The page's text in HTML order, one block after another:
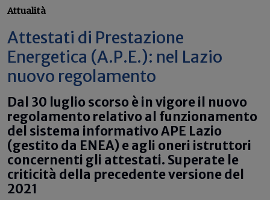
Attualità
Attestati di Prestazione
Energetica (A.P.E.): nel Lazio
nuovo regolamento
Dal 30 luglio scorso è in vigore il nuovo
regolamento relativo al funzionamento
del sistema informativo APE Lazio
(gestito da ENEA) e agli oneri istruttori
concernenti gli attestati. Superate le
criticità della precedente versione del
2021